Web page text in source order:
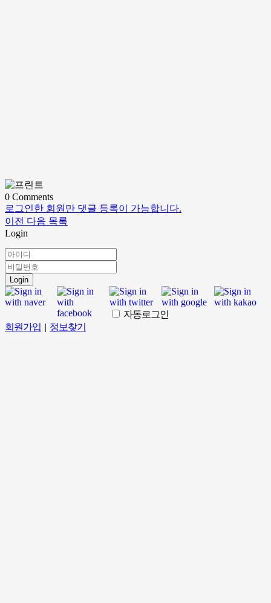
0 Comments
로그인한 회원만 댓글 등록이 가능합니다.
이전 다음 목록
Login
Login
자동로그인
회원가입 | 정보찾기